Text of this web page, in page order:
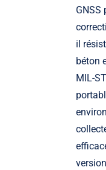
GNSS
il
béton
MIL-